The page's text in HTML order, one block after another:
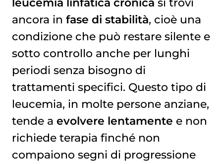
ancora in fase di stabilità, cioè una
condizione che può restare silente e
sotto controllo anche per lunghi
periodi senza bisogno di
trattamenti specifici. Questo tipo di
leucemia, in molte persone anziane,
tende a evolvere lentamente e non
richiede terapia finché non
compaiono segni di progressione